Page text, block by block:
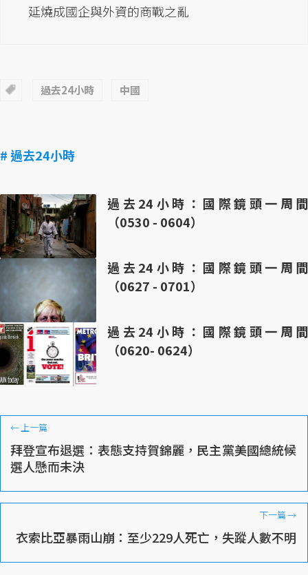
延燒成國企與外資的商戰之亂
過去24小時 中國
# 過去24小時
過去24小時：國際鏡頭一周間
（0530 - 0604）
過去24小時：國際鏡頭一周間
（0627 - 0701）
過去24小時：國際鏡頭一周間
（0620- 0624）
← 上一篇
拜登宣布退選：表態支持賀錦麗，民主黨美國總統候
選人懸而未決
下一篇→
衣索比亞暴雨山崩：至少229人死亡，失蹤人數不明